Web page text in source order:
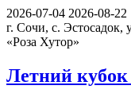
2026-07-04 2026-08-22
г. Сочи, с. Эстосадок,
«Роза Хутор»
Летний кубок